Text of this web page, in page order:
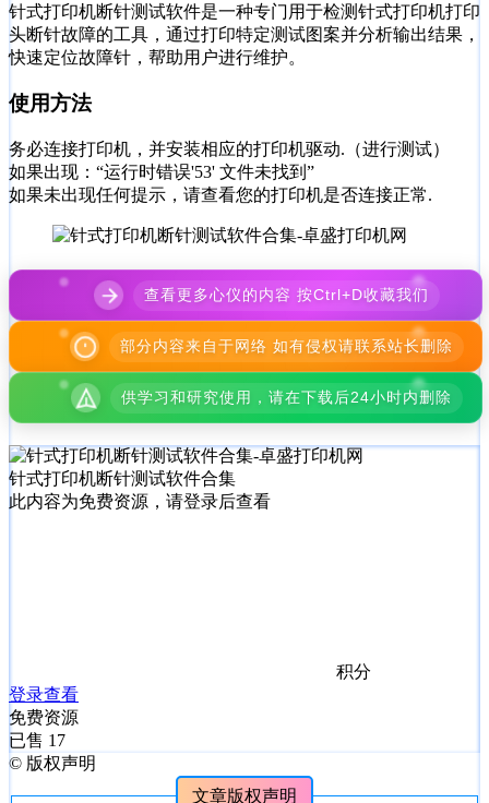
针式打印机断针测试软件是一种专门用于检测针式打印机打印
头断针故障的工具，通过打印特定测试图案并分析输出结果，
快速定位故障针，帮助用户进行维护。‌
使用方法
务必连接打印机，并安装相应的打印机驱动.（进行测试）
如果出现：“运行时错误'53' 文件未找到”
如果未出现任何提示，请查看您的打印机是否连接正常.
查看更多心仪的内容 按Ctrl+D收藏我们
部分内容来自于网络 如有侵权请联系站长删除
供学习和研究使用，请在下载后24小时内删除
针式打印机断针测试软件合集
此内容为免费资源，请登录后查看
积分
登录查看
免费资源
已售 17
© 版权声明
文章版权声明